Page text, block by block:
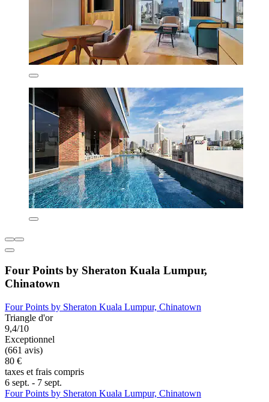
Four Points by Sheraton Kuala Lumpur,
Chinatown
Four Points by Sheraton Kuala Lumpur, Chinatown
Triangle d'or
9,4/10
Exceptionnel
(661 avis)
80 €
taxes et frais compris
6 sept. - 7 sept.
Four Points by Sheraton Kuala Lumpur, Chinatown